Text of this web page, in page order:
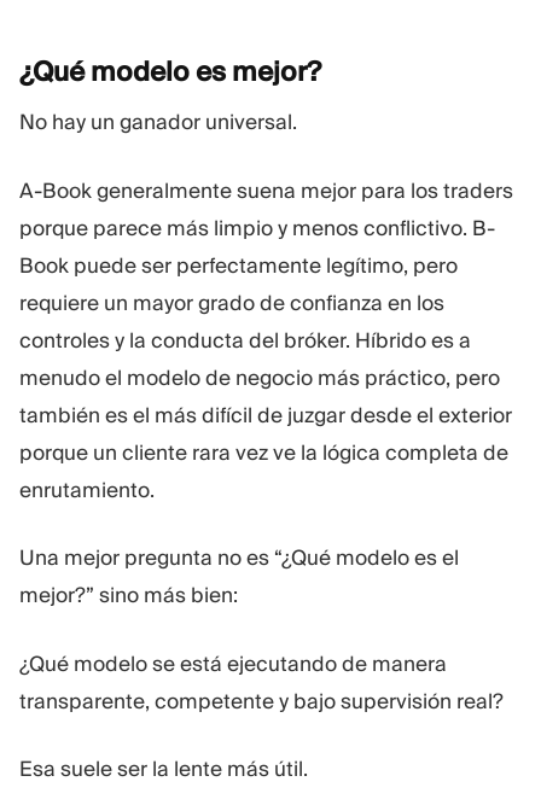
¿Qué modelo es mejor?
No hay un ganador universal.
A-Book generalmente suena mejor para los traders
porque parece más limpio y menos conflictivo. B-
Book puede ser perfectamente legítimo, pero
requiere un mayor grado de confianza en los
controles y la conducta del bróker. Híbrido es a
menudo el modelo de negocio más práctico, pero
también es el más difícil de juzgar desde el exterior
porque un cliente rara vez ve la lógica completa de
enrutamiento.
Una mejor pregunta no es “¿Qué modelo es el
mejor?” sino más bien:
¿Qué modelo se está ejecutando de manera
transparente, competente y bajo supervisión real?
Esa suele ser la lente más útil.